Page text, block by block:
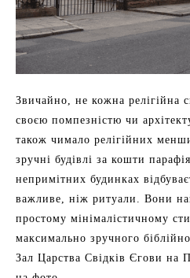
Звичайно, не кожна релігійна
своєю помпезністю чи
також чимало релігійних
зручні будівлі за кошти
непримітних будинках
важливе, ніж ритуали. Вони
простому мінімалістичному
максимально зручного
Зал Царства Свідків Єгови на